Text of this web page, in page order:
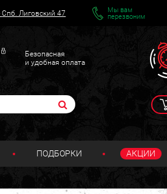
Спб. Лиговский 47
Мы вам
перезвоним
Безопасная
и удобная оплата
ПОДБОРКИ АКЦИИ